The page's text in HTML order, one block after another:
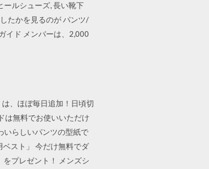
ールシューズ, 長い靴下
たかを見るのが パンツ/
イド メンバーは、2,000
、ほぼ毎日追加！日頃切
は無料でお使いいただけ
いらしいパンツの型紙で
スト」 今だけ無料でダ
プレゼント！ メンズシ